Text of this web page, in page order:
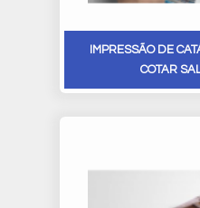
IMPRESSÃO DE
COTAR